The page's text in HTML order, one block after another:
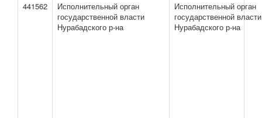
441562
Исполнительный орган
государственной власти
Нурабадского р-на
Исполнительный орган
государственной власти
Нурабадского р-на